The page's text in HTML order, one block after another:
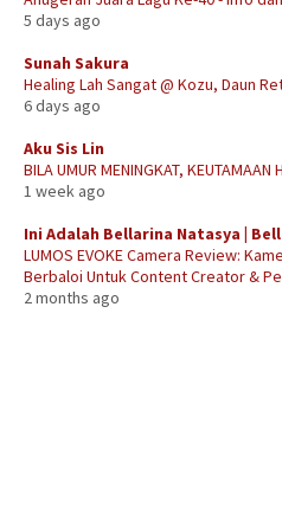
5 days ago
Sunah Sakura
Healing Lah Sangat @ Kozu, Daun
6 days ago
Aku Sis Lin
BILA UMUR MENINGKAT, KEUTAMAAN
1 week ago
Ini Adalah Bellarina Natasya |
LUMOS EVOKE Camera Review:
Berbaloi Untuk Content Creator &
2 months ago